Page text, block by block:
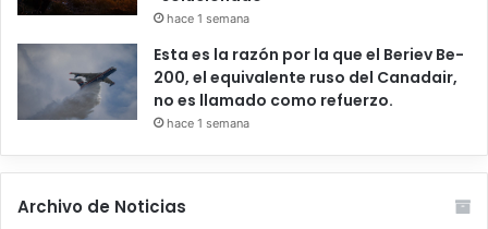
hace 1 semana
Esta es la razón por la que el Beriev Be-
200, el equivalente ruso del Canadair,
no es llamado como refuerzo.
hace 1 semana
Archivo de Noticias